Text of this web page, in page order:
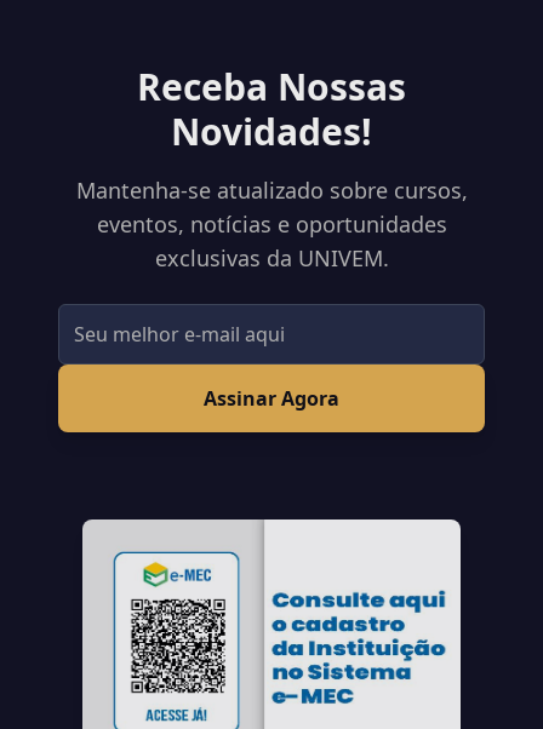
Receba Nossas
Novidades!
Mantenha-se atualizado sobre cursos,
eventos, notícias e oportunidades
exclusivas da UNIVEM.
Assinar Agora